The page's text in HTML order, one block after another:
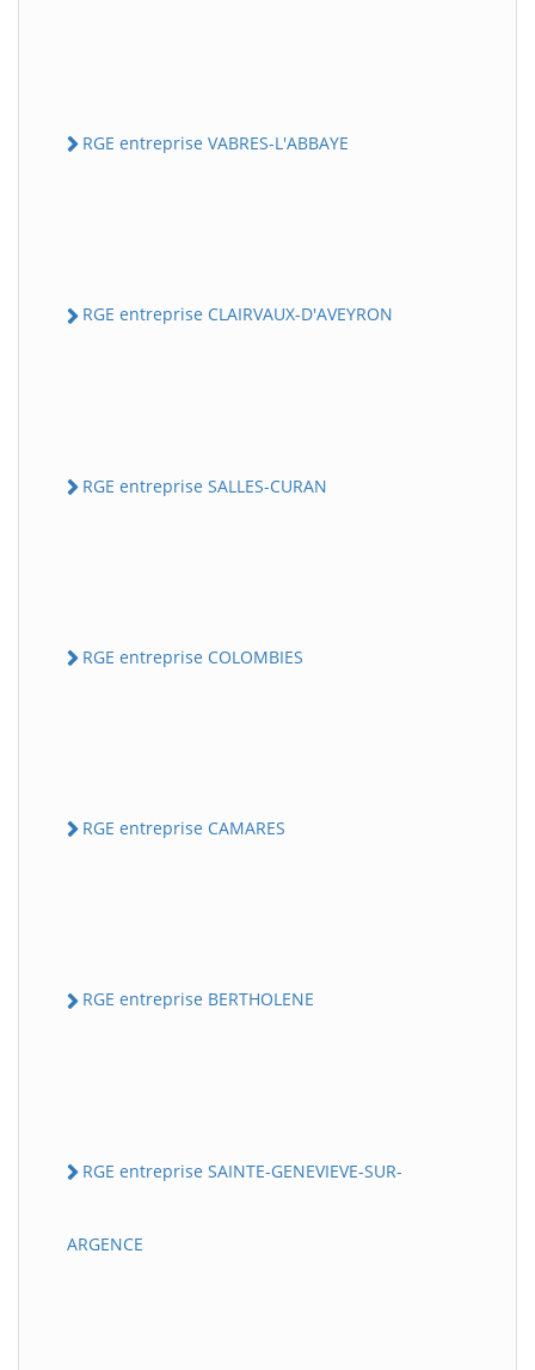
RGE entreprise VABRES-L'ABBAYE
RGE entreprise CLAIRVAUX-D'AVEYRON
RGE entreprise SALLES-CURAN
RGE entreprise COLOMBIES
RGE entreprise CAMARES
RGE entreprise BERTHOLENE
RGE entreprise SAINTE-GENEVIEVE-SUR-
ARGENCE